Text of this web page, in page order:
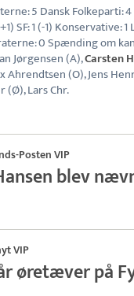
5 Dansk Folkeparti: 4
SF: 1 (-1) Konservative:
0 Spænding om
Jørgensen (A),Carsten
Ahrendtsen (O), Jens
(Ø), Lars Chr.
Posten VIP
blev
VIP
øretæver på